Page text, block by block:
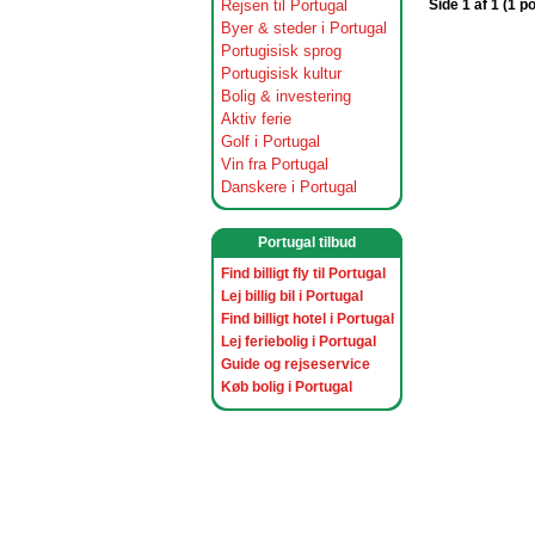
Rejsen til Portugal
Byer & steder i Portugal
Portugisisk sprog
Portugisisk kultur
Bolig & investering
Aktiv ferie
Golf i Portugal
Vin fra Portugal
Danskere i Portugal
Portugal tilbud
Find billigt fly til Portugal
Lej billig bil i Portugal
Find billigt hotel i Portugal
Lej feriebolig i Portugal
Guide og rejseservice
Køb bolig i Portugal
Side 1 af 1 (1